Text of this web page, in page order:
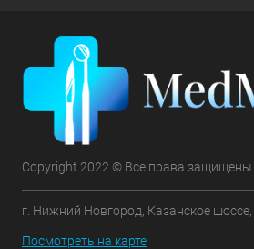
Copyright 2022 © Все права защищены.
г. Нижний Новгород, Казанское
Посмотреть на карте